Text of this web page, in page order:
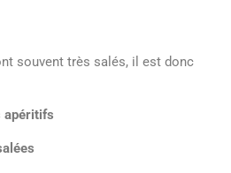
souvent très salés, il est donc
apéritifs